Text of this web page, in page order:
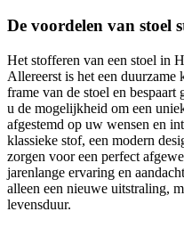
De voordelen van stoel
Het stofferen van een stoel in
Allereerst is het een duurzame
frame van de stoel en
u de mogelijkheid om een
afgestemd op uw wensen en
klassieke stof, een modern
zorgen voor een perfect
jarenlange ervaring en
alleen een nieuwe uitstraling,
levensduur.